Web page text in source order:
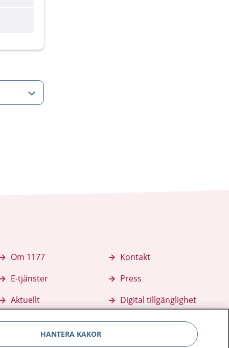
Om 1177
E-tjänster
Aktuellt
Kontakt
Press
Digital tillgänglighet
HANTERA KAKOR